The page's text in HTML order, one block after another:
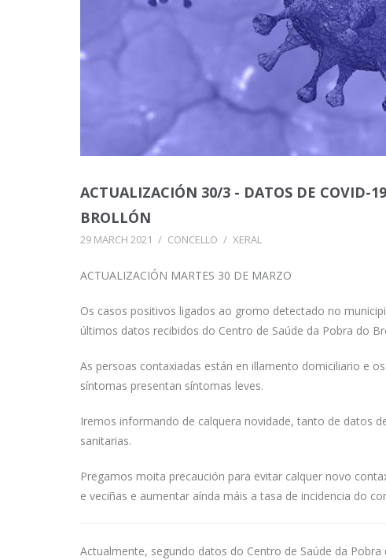
ACTUALIZACIÓN 30/3 - DATOS DE COVID-
BROLLÓN
29 MARCH 2021 / CONCELLO / XERAL
ACTUALIZACIÓN MARTES 30 DE MARZO
Os casos positivos ligados ao gromo detectado no
últimos datos recibidos do Centro de Saúde da Pobra do
As persoas contaxiadas están en illamento domiciliario e
síntomas presentan síntomas leves.
Iremos informando de calquera novidade, tanto de datos
sanitarias.
Pregamos moita precaución para evitar calquer novo
e veciñas e aumentar aínda máis a tasa de incidencia do
Actualmente, segundo datos do Centro de Saúde da